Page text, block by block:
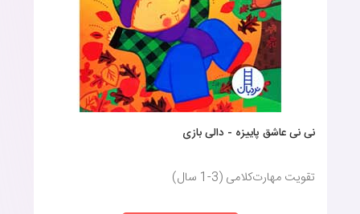
نی نی عاشق پاییزه - دالی بازی
تقویت مهارت‌کلامی (3-1 سال)